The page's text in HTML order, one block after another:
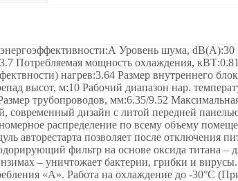
Уровень шума,
Потребляемая мощность охлаждения,
нагрев:3.64 Размер внутреннего
высот, м:10 Рабочий диапазон нар.
трубопроводов, мм:6.35/9.52
дизайн с литой передней
распределение по всему объему
авторестарта позволяет после отключения
фильтр на основе оксида титана –
– уничтожает бактерии, грибки и
«А». Работа на охлаждение до -30°С